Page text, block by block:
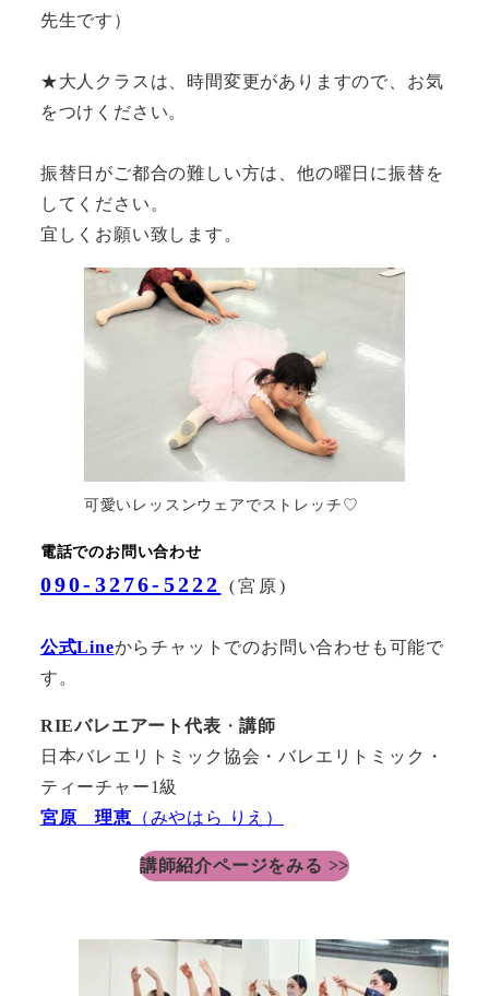
先生です）
★大人クラスは、時間変更がありますので、お気
をつけください。
振替日がご都合の難しい方は、他の曜日に振替を
してください。
宜しくお願い致します。
可愛いレッスンウェアでストレッチ♡
電話でのお問い合わせ
090-3276-5222 (宮原)
公式Lineからチャットでのお問い合わせも可能で
す。
RIEバレエアート代表 ・講師
日本バレエリトミック協会・バレエリトミック・
ティーチャー1級
宮原 理恵 （みやはら りえ）
講師紹介ページをみる >>